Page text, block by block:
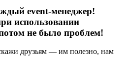
event-менеджер!
использовании
не было проблем!
друзьям — им полезно, нам